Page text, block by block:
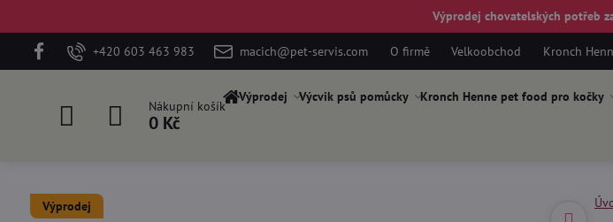
Výprodej chovatelských potřeb
+420 603 463 983 macich@pet-servis.com O firmě Velkoobchod Kronch
Nákupní košík
0 Kč
Výprodej Výcvik psů pomůcky Kronch Henne pet food pro kočky
Výprodej